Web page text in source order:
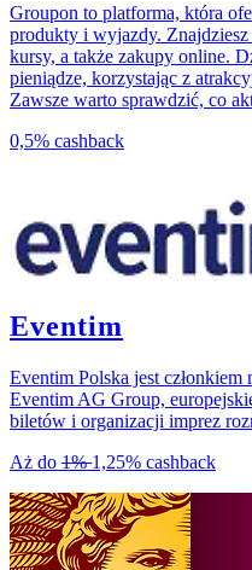
Groupon to platforma, która
produkty i wyjazdy. Znajdziesz
kursy, a także zakupy online.
pieniądze, korzystając z
Zawsze warto sprawdzić, co
0,5% cashback
Eventim
Eventim Polska jest
Eventim AG Group,
biletów i organizacji imprez
Aż do 1%1,25% cashback